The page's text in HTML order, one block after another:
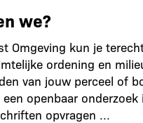
we?
Omgeving kun je
ordening en
van jouw perceel of
openbaar onderzoek
opvragen ...